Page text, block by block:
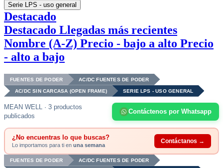
Serie LPS - uso general
Destacado
Destacado Llegadas más recientes
Nombre (A-Z) Precio - bajo a alto Precio
- alto a bajo
FUENTES DE PODER AC/DC FUENTES DE PODER
AC/DC SIN CARCASA (OPEN FRAME) SERIE LPS - USO GENERAL
MEAN WELL · 3 productos
publicados
Contáctenos por Whatsapp
¿No encuentras lo que buscas?
Lo importamos para ti en una semana
Contáctanos →
FUENTES DE PODER AC/DC FUENTES DE PODER